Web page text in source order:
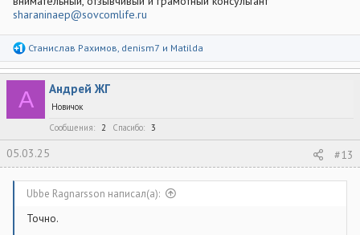
sharaninaep@sovcomlife.ru
Р
а
к
ц
и
Станислав Рахимов, denism7 и Matilda
А Андрей ЖГ
Новичок
Сообщения
2 Спасибо 3
05.03.25 #13
Ubbe Ragnarsson написал(а):
Точно.